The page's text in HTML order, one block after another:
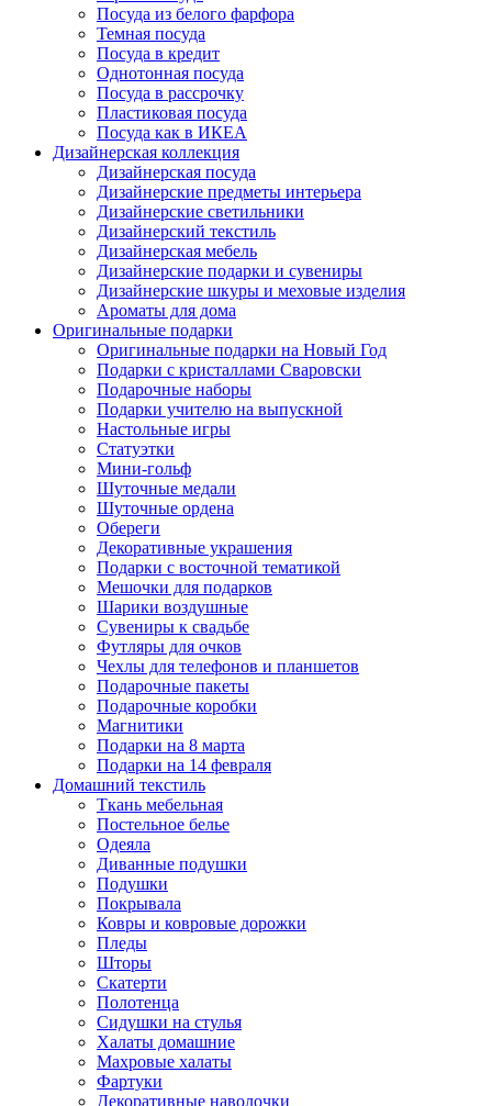
Посуда из белого фарфора
Темная посуда
Посуда в кредит
Однотонная посуда
Посуда в рассрочку
Пластиковая посуда
Посуда как в ИКЕА
Дизайнерская коллекция
Дизайнерская посуда
Дизайнерские предметы интерьера
Дизайнерские светильники
Дизайнерский текстиль
Дизайнерская мебель
Дизайнерские подарки и сувениры
Дизайнерские шкуры и меховые изделия
Ароматы для дома
Оригинальные подарки
Оригинальные подарки на Новый Год
Подарки с кристаллами Сваровски
Подарочные наборы
Подарки учителю на выпускной
Настольные игры
Статуэтки
Мини-гольф
Шуточные медали
Шуточные ордена
Обереги
Декоративные украшения
Подарки с восточной тематикой
Мешочки для подарков
Шарики воздушные
Сувениры к свадьбе
Футляры для очков
Чехлы для телефонов и планшетов
Подарочные пакеты
Подарочные коробки
Магнитики
Подарки на 8 марта
Подарки на 14 февраля
Домашний текстиль
Ткань мебельная
Постельное белье
Одеяла
Диванные подушки
Подушки
Покрывала
Ковры и ковровые дорожки
Пледы
Шторы
Скатерти
Полотенца
Сидушки на стулья
Халаты домашние
Махровые халаты
Фартуки
Декоративные наволочки